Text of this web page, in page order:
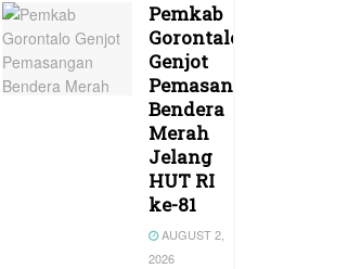
Pemkab
Gorontalo
Genjot
Pemasangan
Bendera
Merah
Jelang
HUT RI
ke-81
AUGUST 2,
2026